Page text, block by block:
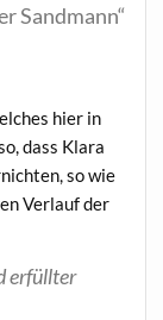
Sandmann“
hier in
dass Kla­ra
so wie
Ver­lauf der
erfüll­ter